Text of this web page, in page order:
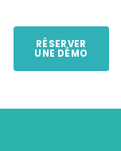
RÉSERVER
UNE DÉMO